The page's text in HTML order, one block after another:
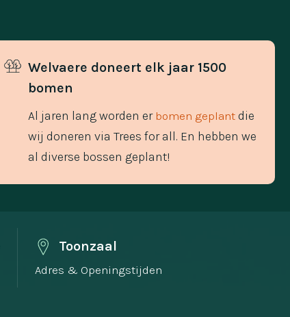
Welvaere doneert elk jaar 1500
bomen
Al jaren lang worden er bomen geplantdie
wij doneren via Trees for all. En hebben we
al diverse bossen geplant!
Toonzaal
Adres & Openingstijden